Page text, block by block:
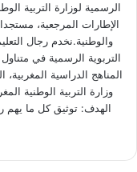
الرسمية لوزارة التربية
الإطارات المرجعية،
والوطنية.نخدم رجال
التربوية الرسمية في
المناهج الدراسية
وزارة التربية الوطنية
الهدف: توثيق كل ما يهم